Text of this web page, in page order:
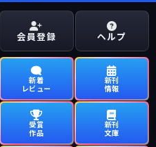
会員登録 ヘルプ
新着
レビュー
新刊
情報
受賞
作品
新刊
文庫